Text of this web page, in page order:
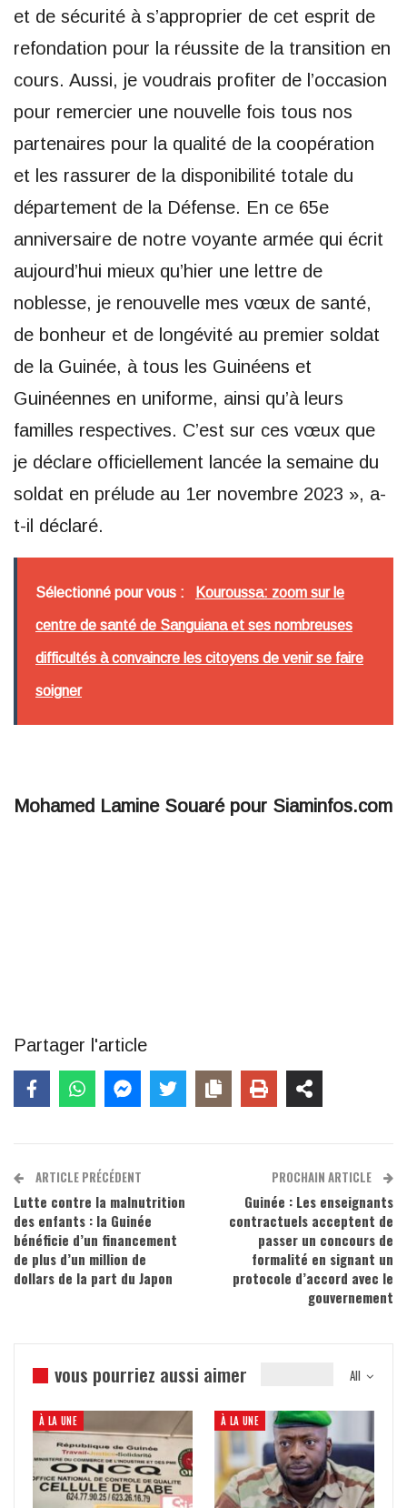
et de sécurité à s’approprier de cet esprit de
refondation pour la réussite de la transition en
cours. Aussi, je voudrais profiter de l’occasion
pour remercier une nouvelle fois tous nos
partenaires pour la qualité de la coopération
et les rassurer de la disponibilité totale du
département de la Défense. En ce 65e
anniversaire de notre voyante armée qui écrit
aujourd’hui mieux qu’hier une lettre de
noblesse, je renouvelle mes vœux de santé,
de bonheur et de longévité au premier soldat
de la Guinée, à tous les Guinéens et
Guinéennes en uniforme, ainsi qu’à leurs
familles respectives. C’est sur ces vœux que
je déclare officiellement lancée la semaine du
soldat en prélude au 1er novembre 2023 », a-
t-il déclaré.
Sélectionné pour vous : Kouroussa: zoom sur le
centre de santé de Sanguiana et ses nombreuses
difficultés à convaincre les citoyens de venir se faire
soigner
Mohamed Lamine Souaré pour Siaminfos.com
Partager l'article
ARTICLE PRÉCÉDENT
Lutte contre la malnutrition
des enfants : la Guinée
bénéficie d’un financement
de plus d’un million de
dollars de la part du Japon
PROCHAIN ARTICLE
Guinée : Les enseignants
contractuels acceptent de
passer un concours de
formalité en signant un
protocole d’accord avec le
gouvernement
All
vous pourriez aussi aimer
À LA UNE À LA UNE